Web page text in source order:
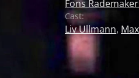
Fons
Cast:
Liv Ullmann,